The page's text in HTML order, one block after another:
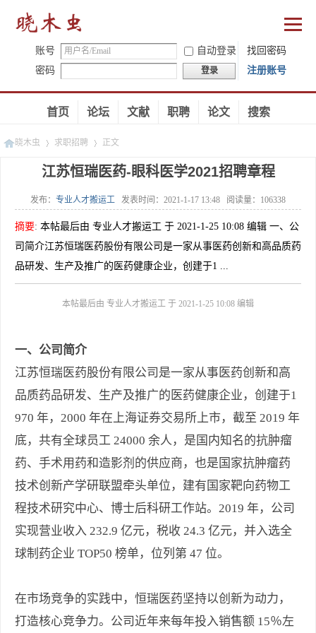
账号 自动登录
找回密码
密码
登录 注册账号
首页 论坛 文献 职聘 论文 搜索
晓木虫
»
求职招聘
»
正文
江苏恒瑞医药-眼科医学2021招聘章程
发布： 专业人才搬运工 发表时间： 2021-1-17 13:48 阅读量： 106338
摘要: 本帖最后由 专业人才搬运工 于 2021-1-25 10:08 编辑 一、公
司简介江苏恒瑞医药股份有限公司是一家从事医药创新和高品质药
品研发、生产及推广的医药健康企业，创建于1 ...
本帖最后由 专业人才搬运工 于 2021-1-25 10:08 编辑
一、公司简介
江苏恒瑞医药股份有限公司是一家从事医药创新和高
品质药品研发、生产及推广的医药健康企业，创建于1
970 年，2000 年在上海证券交易所上市，截至 2019 年
底，共有全球员工 24000 余人，是国内知名的抗肿瘤
药、手术用药和造影剂的供应商，也是国家抗肿瘤药
技术创新产学研联盟牵头单位，建有国家靶向药物工
程技术研究中心、博士后科研工作站。2019 年，公司
实现营业收入 232.9 亿元，税收 24.3 亿元，并入选全
球制药企业 TOP50 榜单，位列第 47 位。
在市场竞争的实践中，恒瑞医药坚持以创新为动力，
打造核心竞争力。公司近年来每年投入销售额 15％左